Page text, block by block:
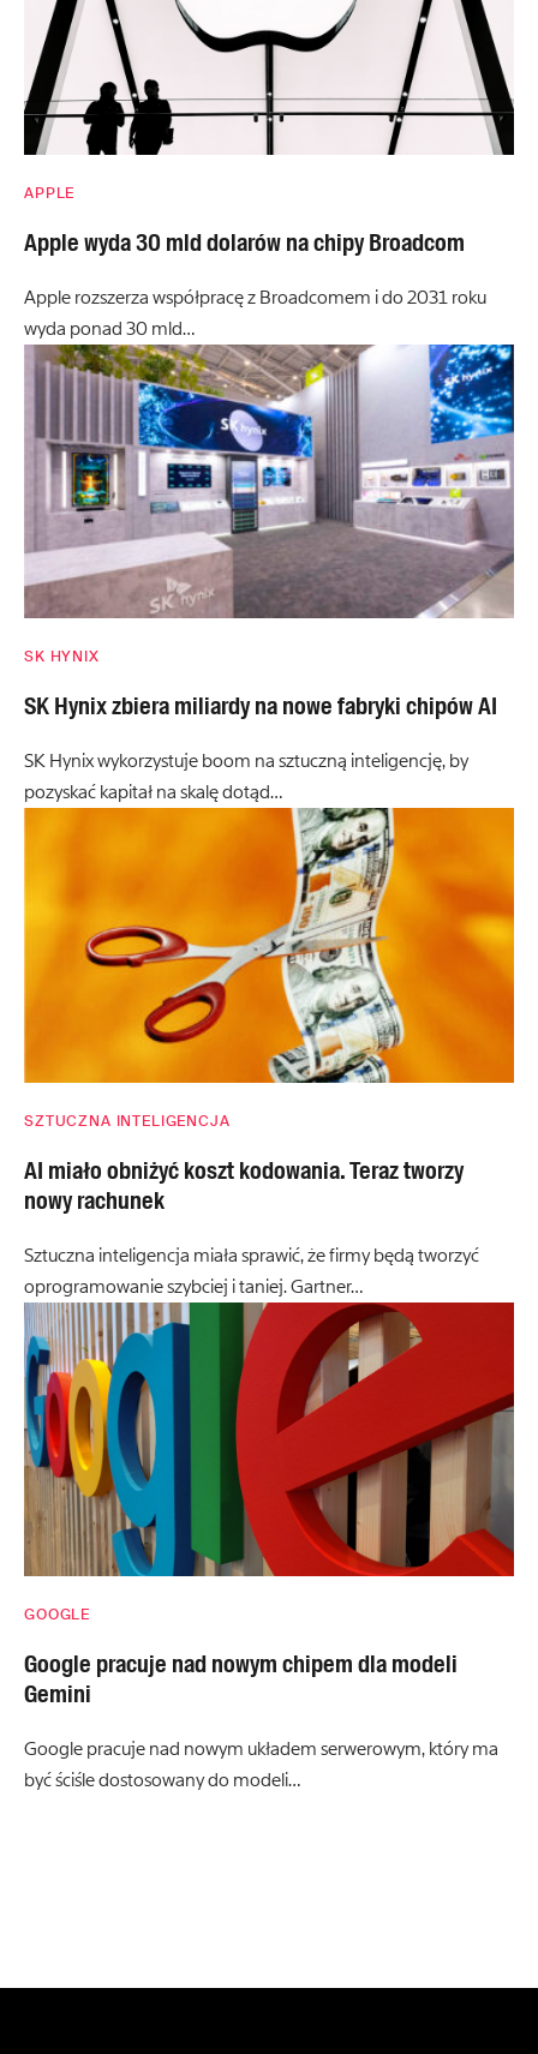
APPLE
Apple wyda 30 mld dolarów na chipy Broadcom
Apple rozszerza współpracę z Broadcomem i do 2031 roku
wyda ponad 30 mld…
SK HYNIX
SK Hynix zbiera miliardy na nowe fabryki chipów AI
SK Hynix wykorzystuje boom na sztuczną inteligencję, by
pozyskać kapitał na skalę dotąd…
SZTUCZNA INTELIGENCJA
AI miało obniżyć koszt kodowania. Teraz tworzy
nowy rachunek
Sztuczna inteligencja miała sprawić, że firmy będą tworzyć
oprogramowanie szybciej i taniej. Gartner…
GOOGLE
Google pracuje nad nowym chipem dla modeli
Gemini
Google pracuje nad nowym układem serwerowym, który ma
być ściśle dostosowany do modeli…